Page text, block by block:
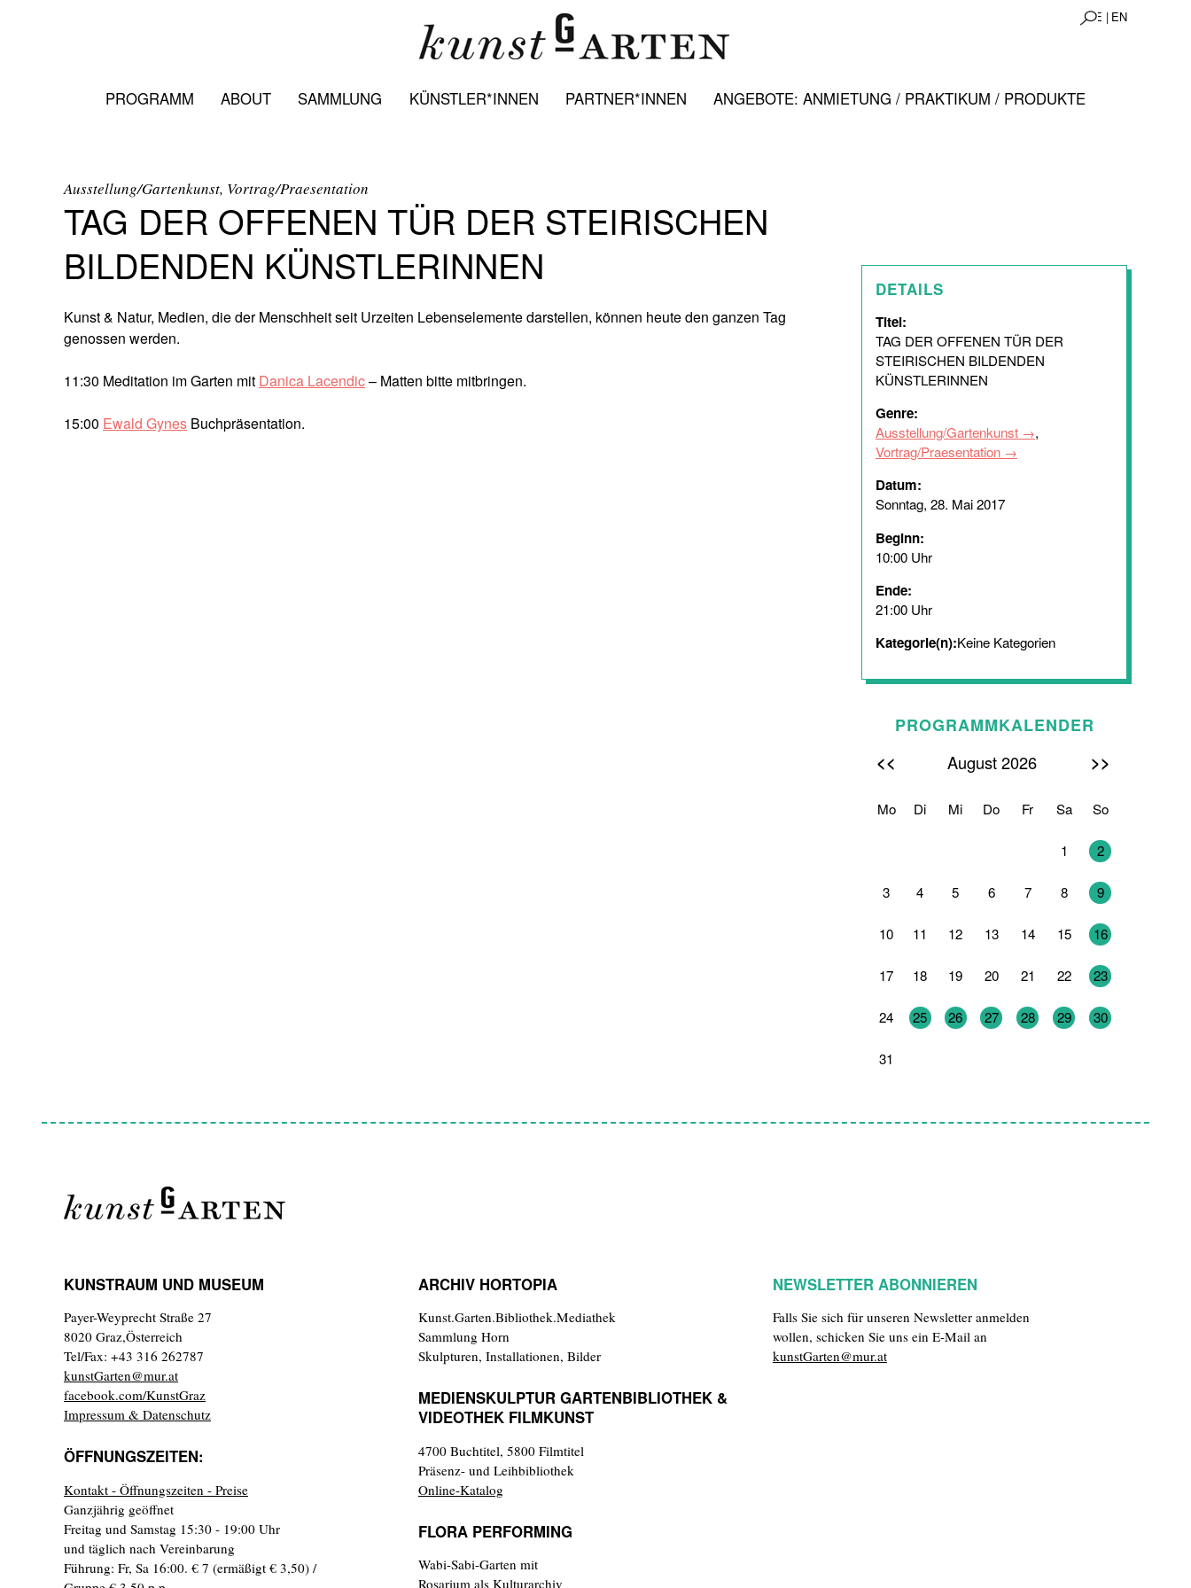
DE | EN
PROGRAMM ABOUT SAMMLUNG KÜNSTLER*INNEN PARTNER*INNEN ANGEBOTE: ANMIETUNG / PRAKTIKUM / PRODUKTE
Ausstellung/Gartenkunst, Vortrag/Praesentation
TAG DER OFFENEN TÜR DER STEIRISCHEN
BILDENDEN KÜNSTLERINNEN
Kunst & Natur, Medien, die der Menschheit seit Urzeiten Lebenselemente darstellen, können heute den ganzen Tag
genossen werden.
11:30 Meditation im Garten mit Danica Lacendic– Matten bitte mitbringen.
15:00 Ewald Gynes Buchpräsentation.
DETAILS
Titel:
TAG DER OFFENEN TÜR DER
STEIRISCHEN BILDENDEN
KÜNSTLERINNEN
Genre:
Ausstellung/Gartenkunst
,
Vortrag/Praesentation
Datum:
Sonntag, 28. Mai 2017
Beginn:
10:00 Uhr
Ende:
21:00 Uhr
Kategorie(n):Keine Kategorien
PROGRAMMKALENDER
<< August 2026 >>
Mo Di Mi Do Fr Sa So
1 2
3 4 5 6 7 8 9
10 11 12 13 14 15 16
17 18 19 20 21 22 23
24 25 26 27 28 29 30
31
KUNSTRAUM UND MUSEUM
Payer-Weyprecht Straße 27
8020 Graz,Österreich
Tel/Fax: +43 316 262787
kunstGarten@mur.at
facebook.com/KunstGraz
Impressum & Datenschutz
ÖFFNUNGSZEITEN:
Kontakt - Öffnungszeiten - Preise
Ganzjährig geöffnet
Freitag und Samstag 15:30 - 19:00 Uhr
und täglich nach Vereinbarung
Führung: Fr, Sa 16:00. € 7 (ermäßigt € 3,50) /
ARCHIV HORTOPIA
Kunst.Garten.Bibliothek.Mediathek
Sammlung Horn
Skulpturen, Installationen, Bilder
MEDIENSKULPTUR GARTENBIBLIOTHEK &
VIDEOTHEK FILMKUNST
4700 Buchtitel, 5800 Filmtitel
Präsenz- und Leihbibliothek
Online-Katalog
FLORA PERFORMING
Wabi-Sabi-Garten mit
Rosarium als Kulturarchiv
NEWSLETTER ABONNIEREN
Falls Sie sich für unseren Newsletter anmelden
wollen, schicken Sie uns ein E-Mail an
kunstGarten@mur.at